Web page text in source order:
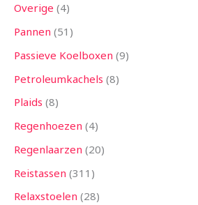
Overige 4
Pannen 51
Passieve Koelboxen 9
Petroleumkachels 8
Plaids 8
Regenhoezen 4
Regenlaarzen 20
Reistassen 311
Relaxstoelen 28